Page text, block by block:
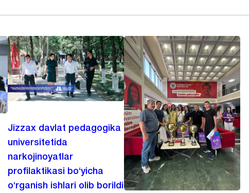
Jizzax davlat pedagogika
universitetida
narkojinoyatlar
profilaktikasi bo‘yicha
o‘rganish ishlari olib borildi